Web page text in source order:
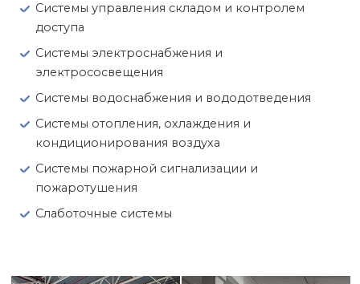
Системы управления складом и контролем
доступа
Системы электроснабжения и
электрососвещения
Системы водоснабжения и вододотведения
Системы отопления, охлаждения и
кондиционирования воздуха
Системы пожарной сигнализации и
пожаротушения
Слаботочные системы